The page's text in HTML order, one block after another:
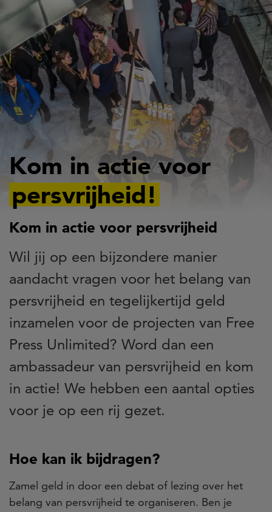
Overslaan
en
naar
de
inhoud
gaan
Kom in actie voor
persvrijheid!
Kom in actie voor persvrijheid
Wil jij op een bijzondere manier
aandacht vragen voor het belang van
persvrijheid en tegelijkertijd geld
inzamelen voor de projecten van Free
Press Unlimited? Word dan een
ambassadeur van persvrijheid en kom
in actie! We hebben een aantal opties
voor je op een rij gezet.
Hoe kan ik bijdragen?
Zamel geld in door een debat of lezing over het
belang van persvrijheid te organiseren. Ben je